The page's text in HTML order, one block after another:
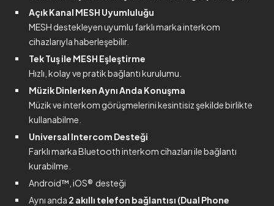
Açık Kanal MESH Uyumluluğu
MESH destekleyen uyumlu farklı marka interkom
cihazlarıyla haberleşebilir.
Tek Tuş ile MESH Eşleştirme
Hızlı, kolay ve pratik bağlantı kurulumu.
Müzik Dinlerken Aynı Anda Konuşma
Müzik ve interkom görüşmelerini kesintisiz şekilde birlikte
kullanabilme.
Universal Intercom Desteği
Farklı marka Bluetooth interkom cihazları ile bağlantı
kurabilme.
Android™, iOS® desteği
Aynı anda 2 akıllı telefon bağlantısı (Dual Phone